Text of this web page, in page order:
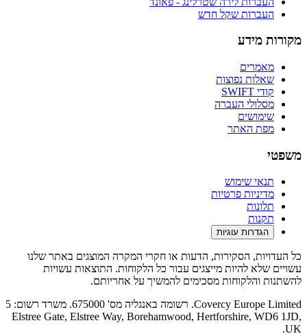
העברות שקל חדש
מקורות מידע
מאמרים
שאלות נפוצות
קודי SWIFT
מסלולי העברה
שימושים
מפת האתר
משפטי
תנאי שימוש
מדיניות פרטיות
תלונות
תקנות
הגדרות עוגיות
כל העדויות, הסקירות, הדעות או חקרי המקרה המוצגים באתר שלנו
עשויים שלא להיות מייצגים עבור כל הלקוחות. התוצאות עשויות
להשתנות והלקוחות מסכימים להמשיך על אחריותם.
Covercy Europe Limited. רשומה באנגליה מס' 675000. משרד רשום: 5
Elstree Gate, Elstree Way, Borehamwood, Hertforshire, WD6 1JD,
UK.